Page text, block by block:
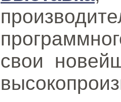
свои